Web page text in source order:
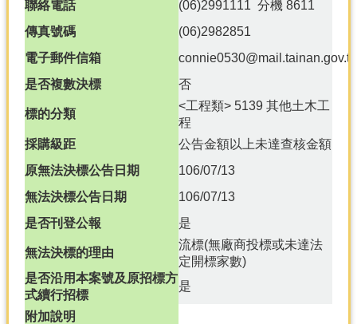
網
覽
分
檢
回
頁
首
聯絡電話
(06)2991111 分機 8611
傳真號碼
(06)2982851
電子郵件信箱
是否複數決標
否
標的分類
<工程類> 5139 其他土木工
程
採購級距
公告金額以上未達查核金額
原無法決標公告日期
106/07/13
無法決標公告日期
106/07/13
是否刊登公報
是
無法決標的理由
流標(無廠商投標或未達法
定開標家數)
是否沿用本案號及原招標方
式續行招標
是
附加說明